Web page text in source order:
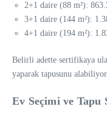
2+1 daire (88 m²):
3+1 daire (144 m²):
4+1 daire (194 m²):
Belirli adette sertifikaya
yaparak tapusunu
Ev Seçimi ve Tapu